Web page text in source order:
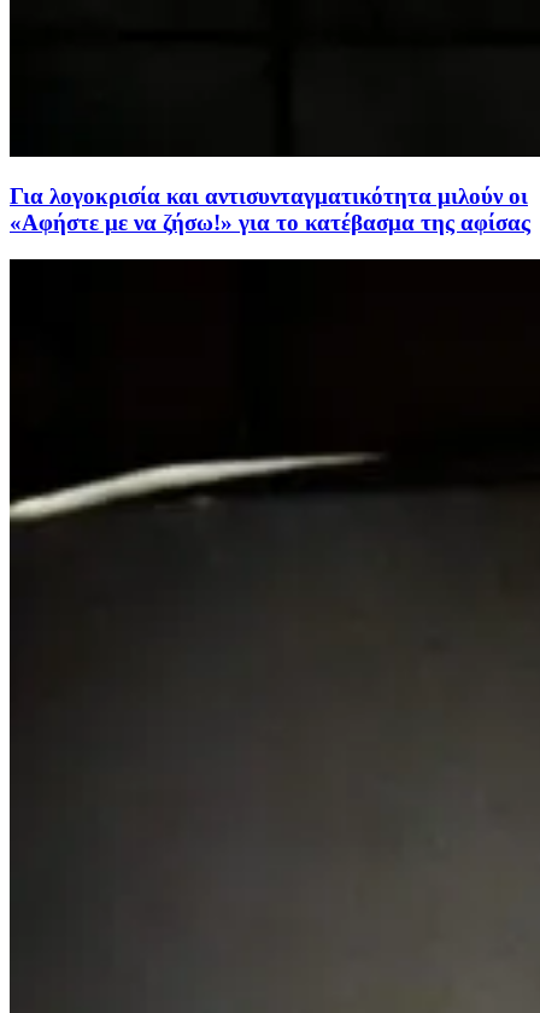
Για λογοκρισία και αντισυνταγματικότητα μιλούν οι
«Αφήστε με να ζήσω!» για το κατέβασμα της αφίσας